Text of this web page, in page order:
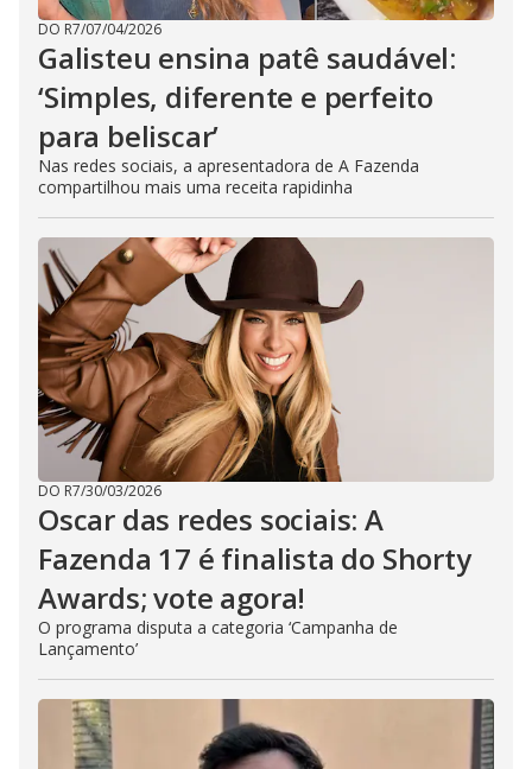
DO R7/07/04/2026
Galisteu ensina patê saudável:
‘Simples, diferente e perfeito
para beliscar’
Nas redes sociais, a apresentadora de A Fazenda
compartilhou mais uma receita rapidinha
DO R7/30/03/2026
Oscar das redes sociais: A
Fazenda 17 é finalista do Shorty
Awards; vote agora!
O programa disputa a categoria ‘Campanha de
Lançamento’